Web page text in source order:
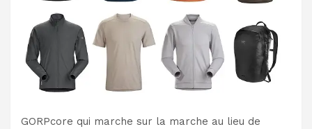
GORPcore qui marche sur la marche au lieu de